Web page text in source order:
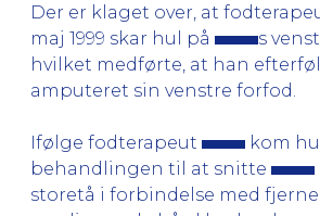
Der er klaget over, at
maj 1999 skar hul på
s
hvilket medførte, at han
amputeret sin venstre forfod.
Ifølge fodterapeut
kom
behandlingen til at snitte
storetå i forbindelse med